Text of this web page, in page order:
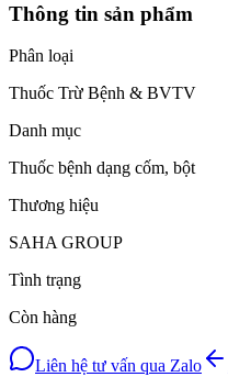
Thông tin sản phẩm
Phân loại
Thuốc Trừ Bệnh & BVTV
Danh mục
Thuốc bệnh dạng cốm, bột
Thương hiệu
SAHA GROUP
Tình trạng
Còn hàng
Liên hệ tư vấn qua Zalo